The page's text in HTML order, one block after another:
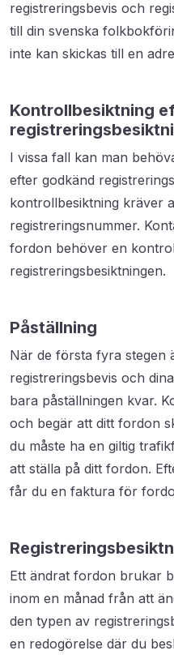
registreringsbevis och
till din svenska
inte kan skickas till en
Kontrollbesiktning
I vissa fall kan man
efter godkänd
kontrollbesiktning kräver
registreringsnummer.
fordon behöver en
registreringsbesiktningen.
Påställning
När de första fyra stegen
registreringsbevis och
bara påställningen kvar.
och begär att ditt fordon
du måste ha en giltig
att ställa på ditt fordon.
får du en faktura för
Ett ändrat fordon brukar
inom en månad från att
den typen av
en redogörelse där du